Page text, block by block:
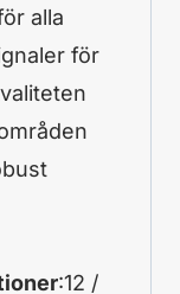
alla
för
:12 /